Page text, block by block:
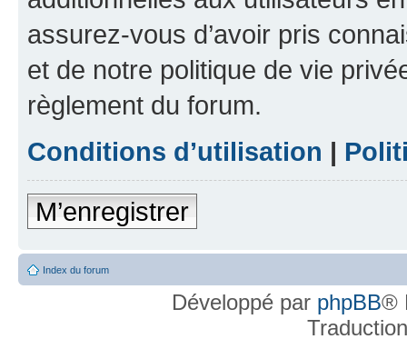
assurez-vous d’avoir pris
et de notre politique de vie
règlement du forum.
Conditions d’utilisation |
M’enregistrer
Index du forum
Développé par phpBB®